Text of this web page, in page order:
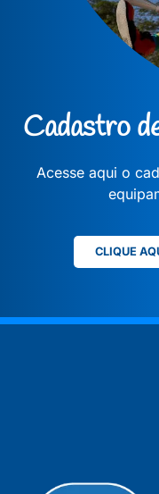
Cadastro
Acesse aqui o
CLIQUE